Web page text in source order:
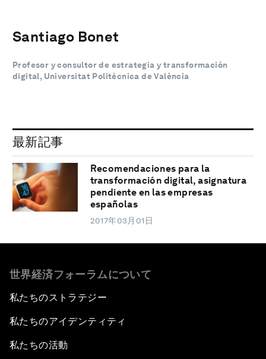
Santiago Bonet
Profesor y consultor de estrategia y transformación
digital, Universitat Politècnica de València
最新記事
Recomendaciones para la
transformación digital, asignatura
pendiente en las empresas
españolas
2017年03月01日
世界経済フォーラムについて
私たちのストラテジー
私たちのアイデンティティ
私たちの活動